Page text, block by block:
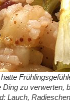
Ding zu verwerten,
Lauch,